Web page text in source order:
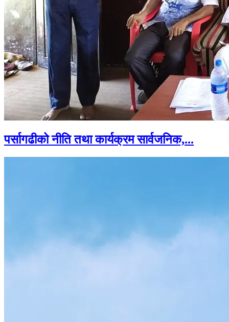
पर्सागढीको नीति तथा कार्यक्रम सार्वजनिक,...